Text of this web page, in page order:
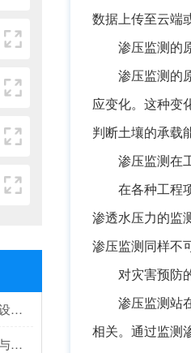
隧道监测系统招标要点与设备选型建议
水面救援机器人选购指南与推荐top榜单
数据上传至云端
渗压监测的
渗压监测的
应变化。这种变
判断土壤的承载
渗压监测在
在各种工程
渗透水压力的监
渗压监测同样不
对灾害预防
渗压监测站
相关。通过监测